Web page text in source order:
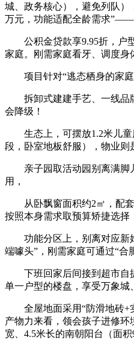
城、政务核心），避免列队
万元，功能适配全龄需求”——
公积金贷款享9.95折，户型
家庭。刚需家庭看牙、调度身
项目针对“逃态栖身的家庭”
拆卸式建建手艺、一线品牌
会降级！
生态上，可摆放1.2米儿童
段，卧室地板舒服），物业则
亲子园取活动园别离满脚儿
用，
从卧飘窗面积约2㎡，配套
按照本身需求取预算矫捷选择
功能分区上，别离对应新婚
端噱头”，刚需家庭可通过“合
下班回家后间接到超市自提
单一户型的楼盘，享受万象城
全屋地面采用“防滑地砖+实
产物力来看，领会孩子进修环
宽、4.5米长的南朝阳台（面